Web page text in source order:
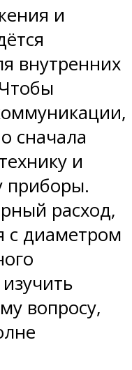
и
внутренних
сначала
и
приборы.
расход,
с диаметром
вопросу,